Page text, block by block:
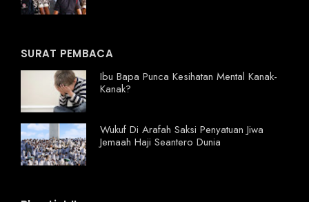
SURAT PEMBACA
Ibu Bapa Punca Kesihatan Mental Kanak-
Kanak?
Wukuf Di Arafah Saksi Penyatuan Jiwa
Jemaah Haji Seantero Dunia